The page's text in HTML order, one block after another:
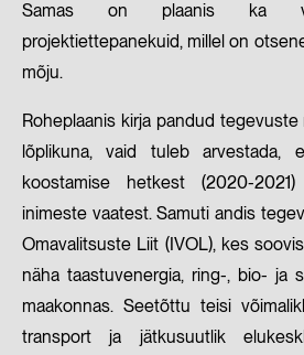
Samas on plaanis ka
projektiettepanekuid, millel on
mõju.
Roheplaanis kirja pandud
lõplikuna, vaid tuleb arvestada,
koostamise hetkest (2020-
inimeste vaatest. Samuti andis
Omavalitsuste Liit (IVOL), kes
näha taastuvenergia, ring-, bio- ja
maakonnas. Seetõttu teisi
transport ja jätkusuutlik